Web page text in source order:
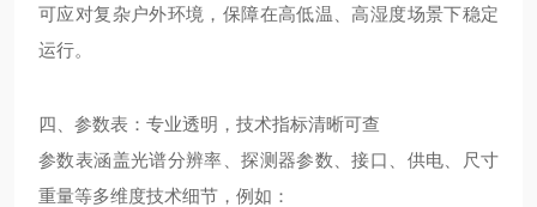
可应对复杂户外环境，保障在高低温、高湿度场景下稳定
运行。
四、参数表：专业透明，技术指标清晰可查
参数表涵盖光谱分辨率、探测器参数、接口、供电、尺寸
重量等多维度技术细节，例如：